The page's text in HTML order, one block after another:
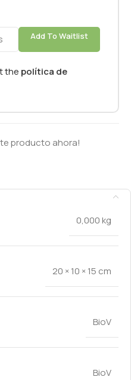
Add To Waitlist
the política de
producto ahora!
0,000 kg
20 × 10 × 15 cm
BioV
BioV